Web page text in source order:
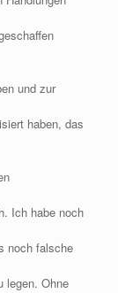
und zur
haben, das
Ich habe noch
noch falsche
legen. Ohne